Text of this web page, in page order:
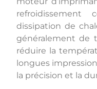
refroidissement
dissipation de
généralement de
réduire la
longues
la précision et la